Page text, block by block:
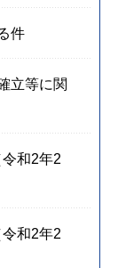
件
立等に関
和2年2
和2年2